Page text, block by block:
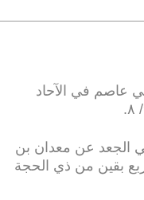
وأخرجه ابن سعد ٣/ ٣٦٥، وابن أبي عاصم في الآحاد
.
سالم بن أبي الجعد عن معدان بن
الله (٢) يوم الأربعاء لأربع بقين من ذي الحجة